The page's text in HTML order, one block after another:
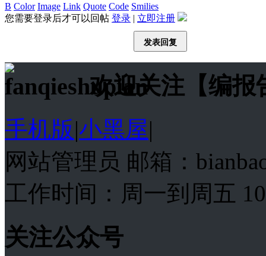
B Color Image Link Quote Code Smilies
您需要登录后才可以回帖 登录 | 立即注册
发表回复
欢迎关注【编报
手机版|小黑屋|
网站管理员 邮箱：
工作时间：周一到周五
关注公众号